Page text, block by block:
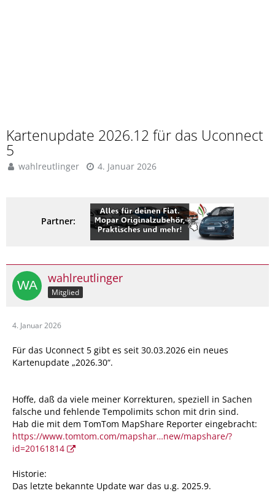
Kartenupdate 2026.12 für das Uconnect
5
wahlreutlinger 4. Januar 2026
Partner:
wahlreutlinger
Mitglied
4. Januar 2026
Für das Uconnect 5 gibt es seit 30.03.2026 ein neues
Kartenupdate „2026.30“.
Hoffe, daß da viele meiner Korrekturen, speziell in Sachen
falsche und fehlende Tempolimits schon mit drin sind.
Hab die mit dem TomTom MapShare Reporter eingebracht:
https://www.tomtom.com/mapshar…new/mapshare/?
id=20161814
Historie:
Das letzte bekannte Update war das u.g. 2025.9.